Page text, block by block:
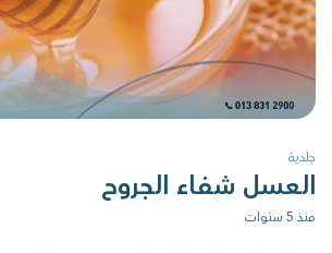
جلدية
العسل شفاء الجروح
منذ 5 سنوات